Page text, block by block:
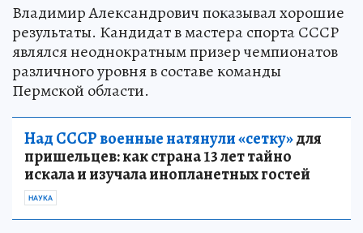
Владимир Александрович показывал хорошие
результаты. Кандидат в мастера спорта СССР
являлся неоднократным призер чемпионатов
различного уровня в составе команды
Пермской области.
Над СССР военные натянули «сетку»для
пришельцев: как страна 13 лет тайно
искала и изучала инопланетных гостей
НАУКА